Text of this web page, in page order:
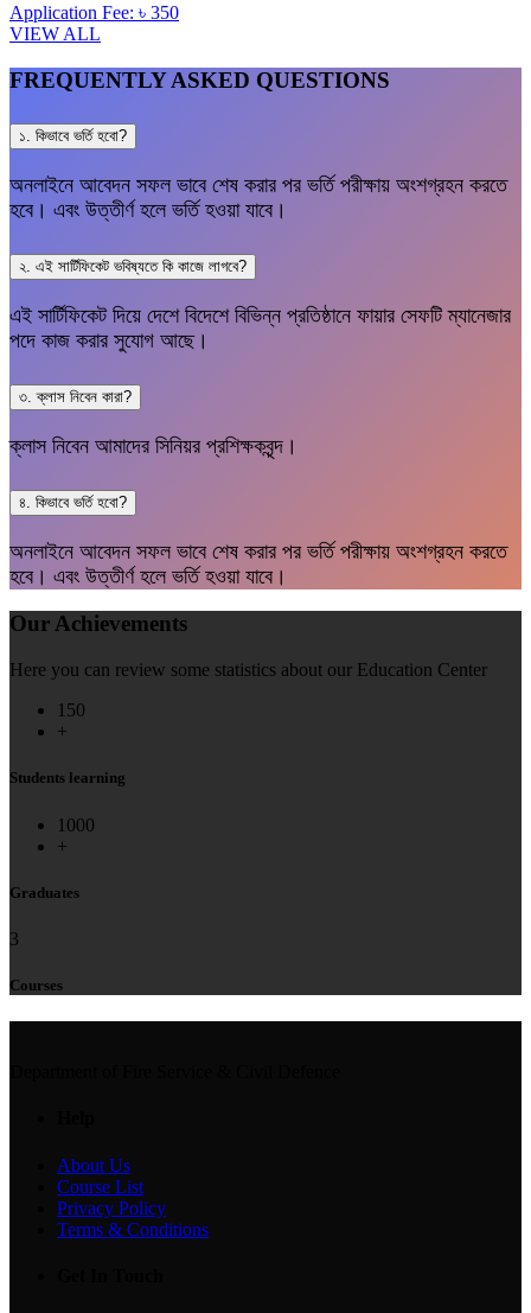
Application Fee: ৳ 350
VIEW ALL
FREQUENTLY ASKED QUESTIONS
১. কিভাবে ভর্তি হবো?
অনলাইনে আবেদন সফল ভাবে শেষ করার পর ভর্তি পরীক্ষায় অংশগ্রহন করতে
হবে। এবং উত্তীর্ণ হলে ভর্তি হওয়া যাবে।
২. এই সার্টিফিকেট ভবিষ্যতে কি কাজে লাগবে?
এই সার্টিফিকেট দিয়ে দেশে বিদেশে বিভিন্ন প্রতিষ্ঠানে ফায়ার সেফটি ম্যানেজার
পদে কাজ করার সুযোগ আছে।
৩. ক্লাস নিবেন কারা?
ক্লাস নিবেন আমাদের সিনিয়র প্রশিক্ষকবৃন্দ।
৪. কিভাবে ভর্তি হবো?
অনলাইনে আবেদন সফল ভাবে শেষ করার পর ভর্তি পরীক্ষায় অংশগ্রহন করতে
হবে। এবং উত্তীর্ণ হলে ভর্তি হওয়া যাবে।
Our Achievements
Here you can review some statistics about our Education Center
150
+
Students learning
1000
+
Graduates
3
Courses
About Us
Course List
Privacy Policy
Terms & Conditions